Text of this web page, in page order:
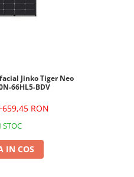
Jinko Tiger Neo
66HL5-BDV
659,45 RON
STOC
IN COS